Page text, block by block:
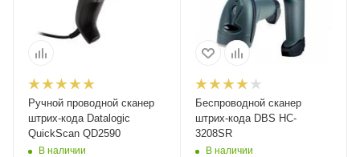
Ручной проводной сканер
штрих-кода Datalogic
QuickScan QD2590
В наличии
Беспроводной сканер
штрих-кода DBS HC-
3208SR
В наличии